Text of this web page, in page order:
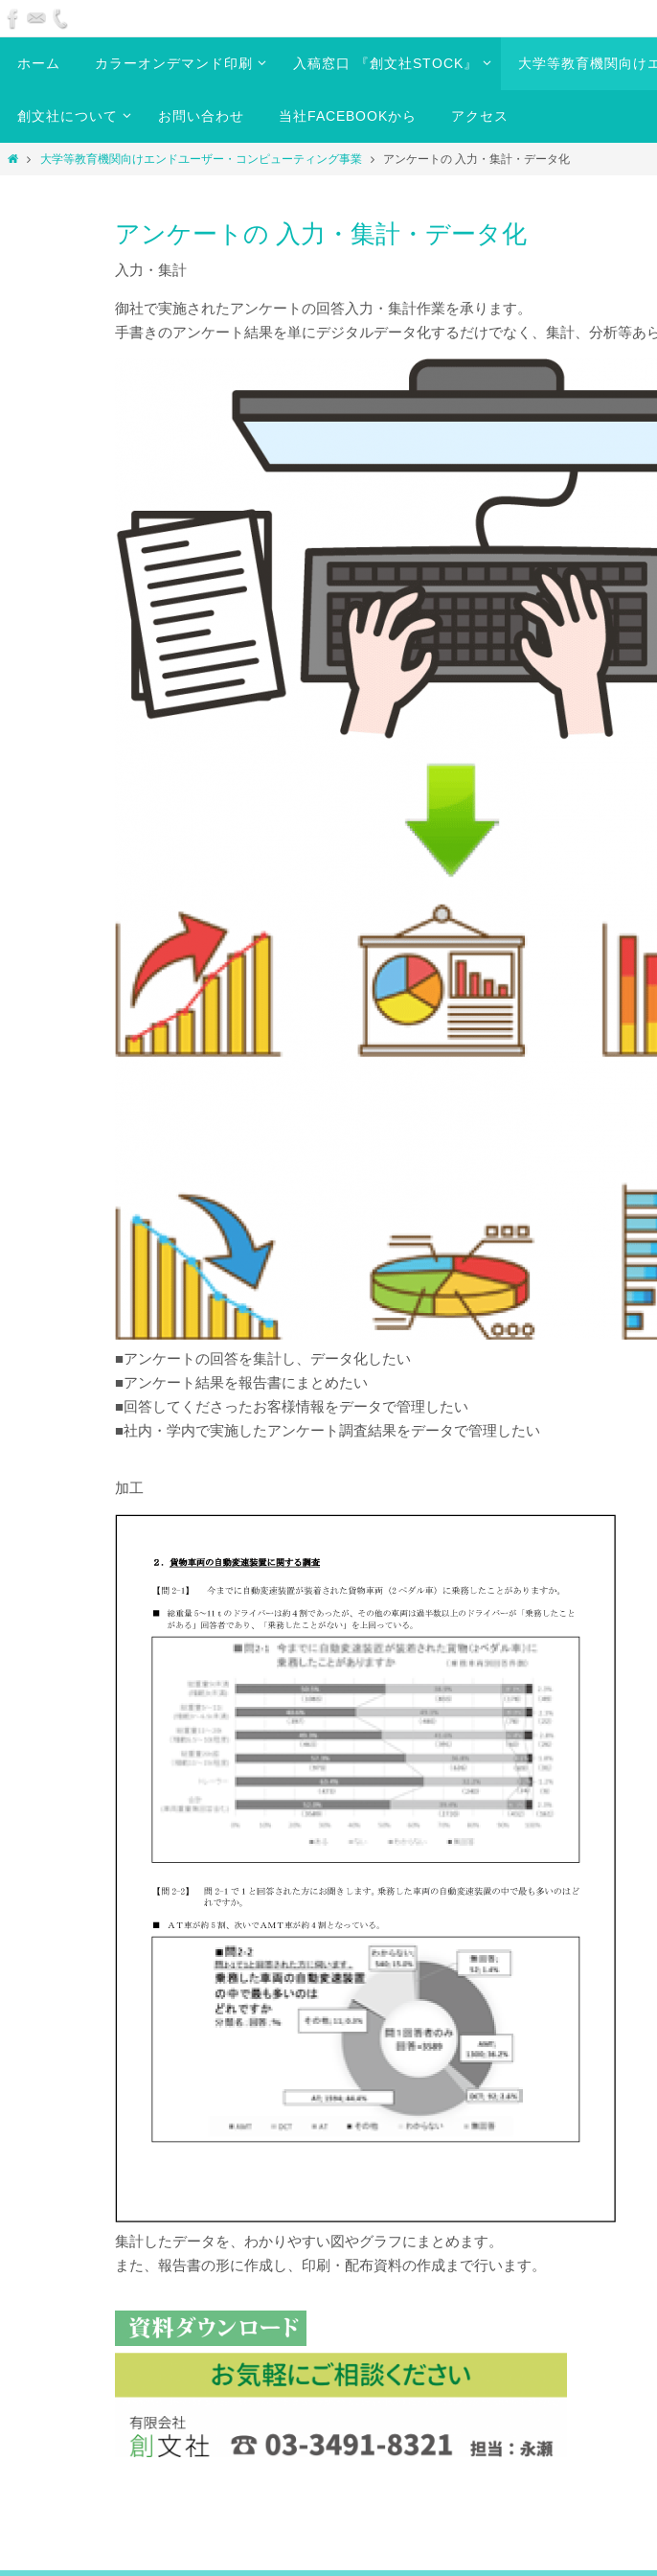
ホーム カラーオンデマンド印刷 入稿窓口 『創文社STOCK』 大学等教育機関向け
創文社について お問い合わせ 当社FACEBOOKから アクセス
大学等教育機関向けエンドユーザー・コンピューティング事業 アンケートの 入力・集計・データ化
アンケートの 入力・集計・データ化
入力・集計
御社で実施されたアンケートの回答入力・集計作業を承ります。
手書きのアンケート結果を単にデジタルデータ化するだけでなく、集計、分析等あ
■アンケートの回答を集計し、データ化したい
■アンケート結果を報告書にまとめたい
■回答してくださったお客様情報をデータで管理したい
■社内・学内で実施したアンケート調査結果をデータで管理したい
加工
集計したデータを、わかりやすい図やグラフにまとめます。
また、報告書の形に作成し、印刷・配布資料の作成まで行います。